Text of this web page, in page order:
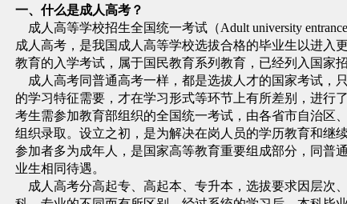
一、什么是成人高考？
成人高等学校招生全国统一考试（Adult university
成人高考，是我国成人高等学校选拔合格的毕业生以进入
教育的入学考试，属于国民教育系列教育，已经列入国家招
成人高考同普通高考一样，都是选拔人才的国家考试，
的学习特征需要，才在学习形式等环节上有所差别，进行了
考生需参加教育部组织的全国统一考试，由各省市自治区
组织录取。设立之初，是为解决在岗人员的学历教育和继
参加者多为成年人，是国家高等教育重要组成部分，同普
业生相同待遇。
成人高考分高起专、高起本、专升本，选拔要求因层次